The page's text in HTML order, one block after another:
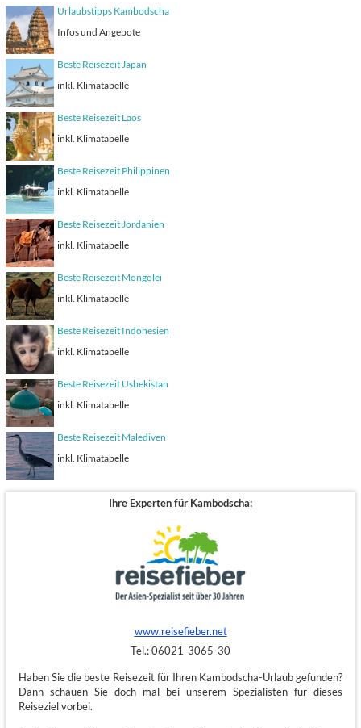
Urlaubstipps Kambodscha
Infos und Angebote
Beste Reisezeit Japan
inkl. Klimatabelle
Beste Reisezeit Laos
inkl. Klimatabelle
Beste Reisezeit Philippinen
inkl. Klimatabelle
Beste Reisezeit Jordanien
inkl. Klimatabelle
Beste Reisezeit Mongolei
inkl. Klimatabelle
Beste Reisezeit Indonesien
inkl. Klimatabelle
Beste Reisezeit Usbekistan
inkl. Klimatabelle
Beste Reisezeit Malediven
inkl. Klimatabelle
Ihre Experten für Kambodscha:
www.reisefieber.net
Tel.: 06021-3065-30
Haben Sie die beste Reisezeit für Ihren Kambodscha-Urlaub gefunden?
Dann schauen Sie doch mal bei unserem Spezialisten für dieses
Reiseziel vorbei.